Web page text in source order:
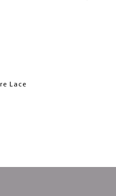
Lace